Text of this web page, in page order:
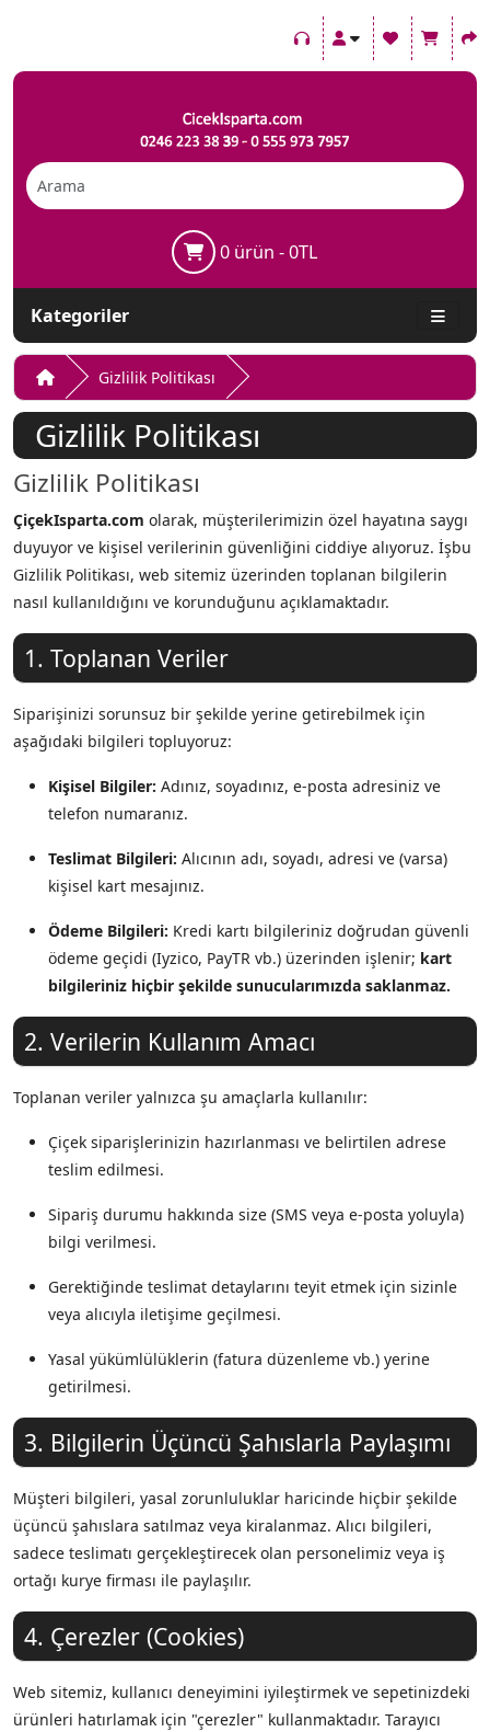
0 ürün - 0TL
Kategoriler
Gizlilik Politikası
Gizlilik Politikası
Gizlilik Politikası
ÇiçekIsparta.com olarak, müşterilerimizin özel hayatına saygı
duyuyor ve kişisel verilerinin güvenliğini ciddiye alıyoruz. İşbu
Gizlilik Politikası, web sitemiz üzerinden toplanan bilgilerin
nasıl kullanıldığını ve korunduğunu açıklamaktadır.
1. Toplanan Veriler
Siparişinizi sorunsuz bir şekilde yerine getirebilmek için
aşağıdaki bilgileri topluyoruz:
Kişisel Bilgiler: Adınız, soyadınız, e-posta adresiniz ve
telefon numaranız.
Teslimat Bilgileri: Alıcının adı, soyadı, adresi ve (varsa)
kişisel kart mesajınız.
Ödeme Bilgileri: Kredi kartı bilgileriniz doğrudan güvenli
ödeme geçidi (Iyzico, PayTR vb.) üzerinden işlenir; kart
bilgileriniz hiçbir şekilde sunucularımızda saklanmaz.
2. Verilerin Kullanım Amacı
Toplanan veriler yalnızca şu amaçlarla kullanılır:
Çiçek siparişlerinizin hazırlanması ve belirtilen adrese
teslim edilmesi.
Sipariş durumu hakkında size (SMS veya e-posta yoluyla)
bilgi verilmesi.
Gerektiğinde teslimat detaylarını teyit etmek için sizinle
veya alıcıyla iletişime geçilmesi.
Yasal yükümlülüklerin (fatura düzenleme vb.) yerine
getirilmesi.
3. Bilgilerin Üçüncü Şahıslarla Paylaşımı
Müşteri bilgileri, yasal zorunluluklar haricinde hiçbir şekilde
üçüncü şahıslara satılmaz veya kiralanmaz. Alıcı bilgileri,
sadece teslimatı gerçekleştirecek olan personelimiz veya iş
ortağı kurye firması ile paylaşılır.
4. Çerezler (Cookies)
Web sitemiz, kullanıcı deneyimini iyileştirmek ve sepetinizdeki
ürünleri hatırlamak için "çerezler" kullanmaktadır. Tarayıcı